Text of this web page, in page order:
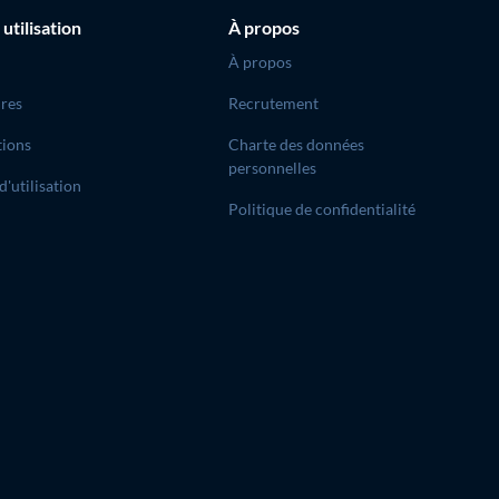
utilisation À propos
À propos
Recrutement
Charte des données
personnelles
Politique de confidentialité